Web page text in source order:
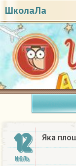
ШколаЛа
12
ИЮЛЬ
Яка